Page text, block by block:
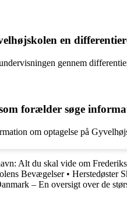
en
gennem
forælder søge
om optagelse på
Alt du skal vide om
Bevægelser• Herstedøster
– En oversigt over de